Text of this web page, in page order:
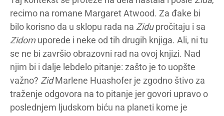
recimo na romane Margaret Atwood. Za đake bi
bilo korisno da u sklopu rada na Zidupročitaju i sa
Zidomuporede i neke od tih drugih knjiga. Ali, ni tu
se ne bi završio obrazovni rad na ovoj knjizi. Nad
njim bi i dalje lebdelo pitanje: zašto je to uopšte
važno? ZidMarlene Huashofer je zgodno štivo za
traženje odgovora na to pitanje jer govori upravo o
poslednjem ljudskom biću na planeti kome je